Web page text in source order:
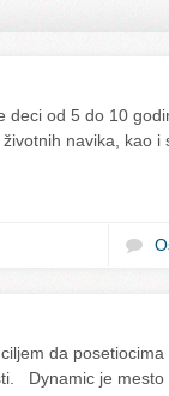
deci od 5 do 10
navika, kao i
da posetiocima
Dynamic je mesto